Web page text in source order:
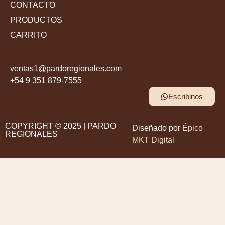
CONTACTO
PRODUCTOS
CARRITO
ventas1@pardoregionales.com
+54 9 351 879-7555
Escribinos
COPYRIGHT © 2025 | PARDO
REGIONALES
Diseñado por Épico
MKT Digital